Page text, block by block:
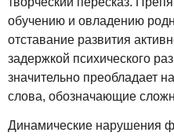
обучению и овладению
отставание развития
задержкой психического
значительно преобладает
слова, обозначающие
Динамические нарушения